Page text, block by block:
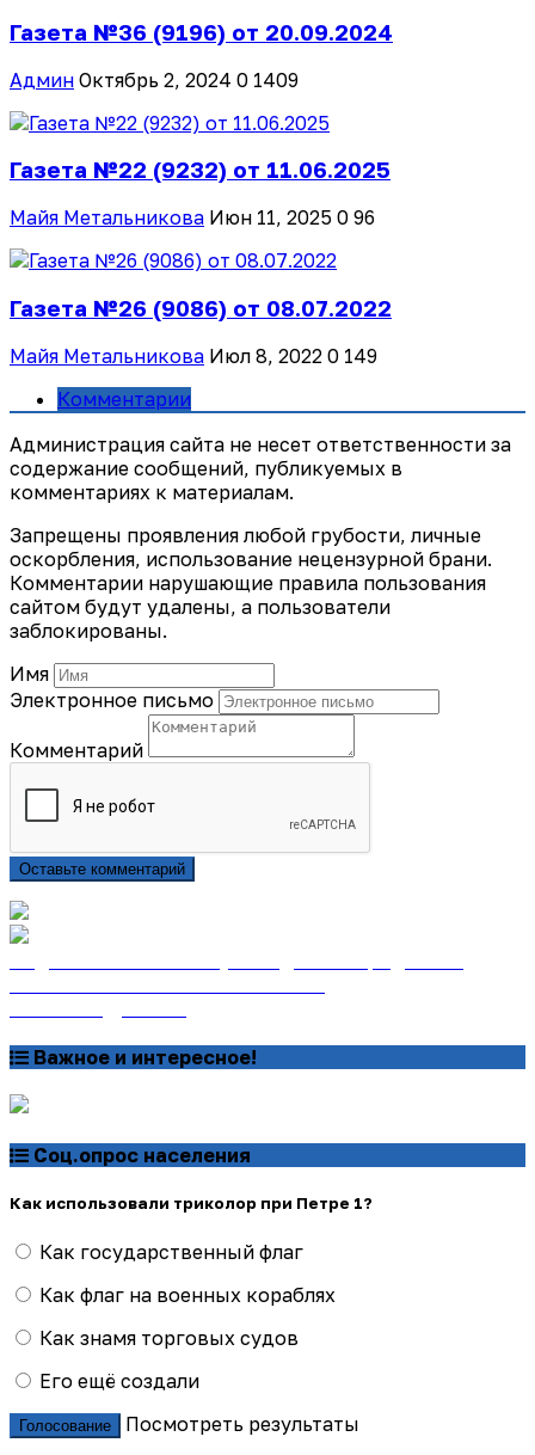
Газета №36 (9196) от 20.09.2024
Админ Октябрь 2, 2024 0 1409
Газета №22 (9232) от 11.06.2025
Майя Метальникова Июн 11, 2025 0 96
Газета №26 (9086) от 08.07.2022
Майя Метальникова Июл 8, 2022 0 149
Комментарии
Администрация сайта не несет ответственности за
содержание сообщений, публикуемых в
комментариях к материалам.
Запрещены проявления любой грубости, личные
оскорбления, использование нецензурной брани.
Комментарии нарушающие правила пользования
сайтом будут удалены, а пользователи
заблокированы.
Имя
Электронное письмо
Комментарий
Оставьте комментарий
Важное и интересное!
Соц.опрос населения
Как использовали триколор при Петре 1?
Как государственный флаг
Как флаг на военных кораблях
Как знамя торговых судов
Его ещё создали
Голосование
Посмотреть результаты